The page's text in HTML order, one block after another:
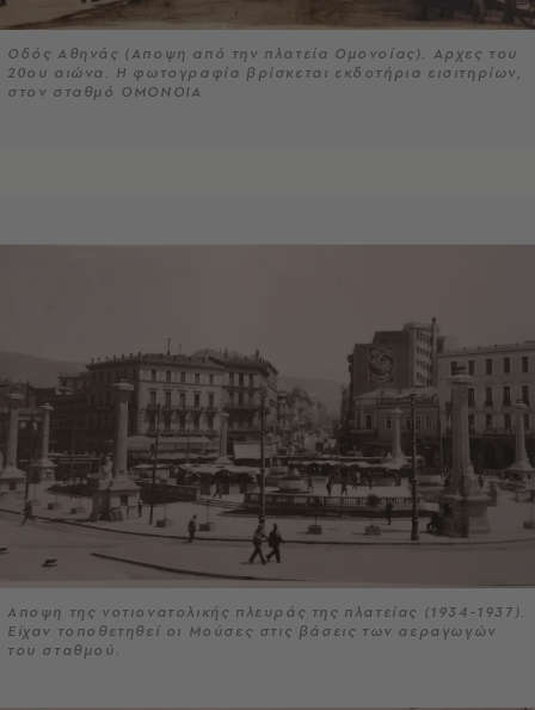
Οδός Αθηνάς (Αποψη από την πλατεία Ομονοίας). Αρχες του
20ου αιώνα. Η φωτογραφία βρίσκεται εκδοτήρια εισιτηρίων,
στον σταθμό ΟΜΟΝΟΙΑ
Αποψη της νοτιονατολικής πλευράς της πλατείας (1934-1937).
Είχαν τοποθετηθεί οι Μούσες στις βάσεις των αεραγωγών
του σταθμού.